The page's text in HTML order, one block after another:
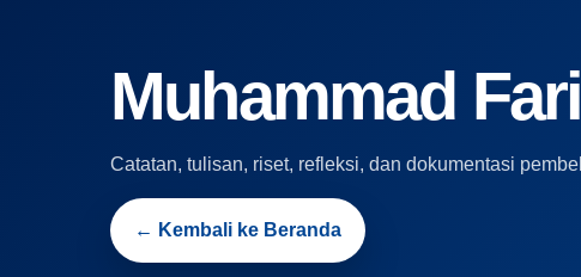
Muhammad
Catatan, tulisan, riset, refleksi, dan dokumentasi
← Kembali ke Beranda